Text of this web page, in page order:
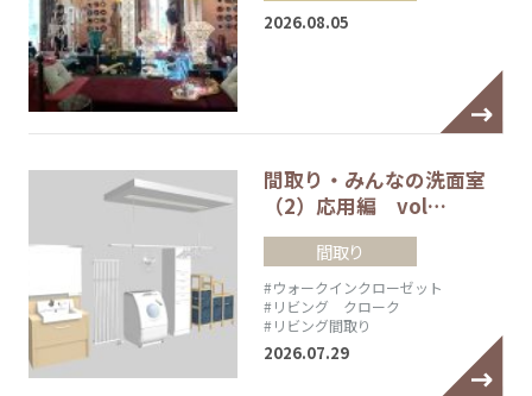
2026.08.05
間取り・みんなの洗面室
（2）応用編 vol…
間取り
#ウォークインクローゼット
#リビング クローク
#リビング間取り
2026.07.29